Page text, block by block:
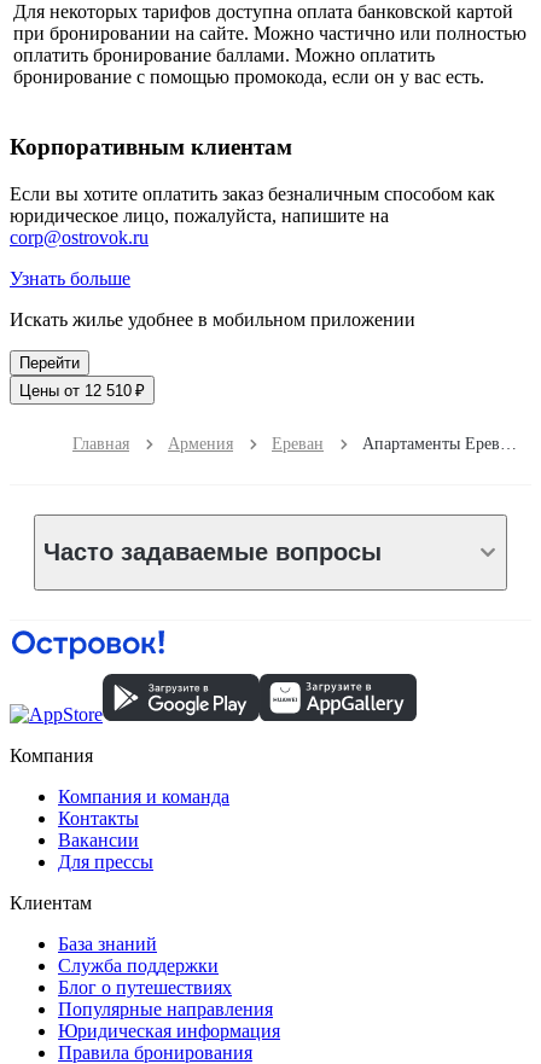
Для некоторых тарифов доступна оплата банковской картой
при бронировании на сайте. Можно частично или полностью
оплатить бронирование баллами. Можно оплатить
бронирование с помощью промокода, если он у вас есть.
Корпоративным клиентам
Если вы хотите оплатить заказ безналичным способом как
юридическое лицо, пожалуйста, напишите на
corp@ostrovok.ru
Узнать больше
Искать жилье удобнее в мобильном приложении
Перейти
Цены от 12 510 ₽
Главная Армения Ереван
Часто задаваемые вопросы
Компания
Компания и команда
Контакты
Вакансии
Для прессы
Клиентам
База знаний
Служба поддержки
Блог о путешествиях
Популярные направления
Юридическая информация
Правила бронирования